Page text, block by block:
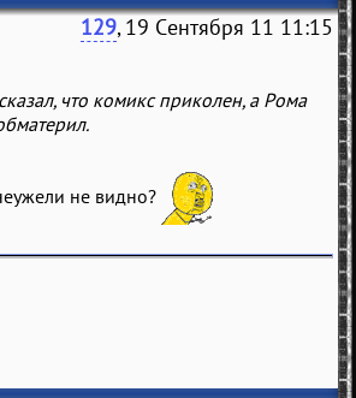
129, 19 Сентября 11 11:15
что комикс приколен, а Рома
не видно?